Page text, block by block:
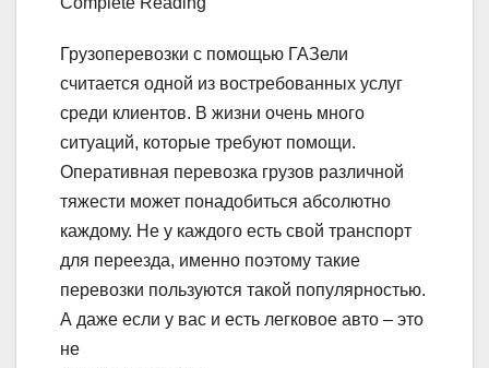
Грузоперевозки с помощью ГАЗели
считается одной из востребованных услуг
среди клиентов. В жизни очень много
ситуаций, которые требуют помощи.
Оперативная перевозка грузов различной
тяжести может понадобиться абсолютно
каждому. Не у каждого есть свой транспорт
для переезда, именно поэтому такие
перевозки пользуются такой популярностью.
А даже если у вас и есть легковое авто – это
не